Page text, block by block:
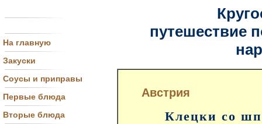
На главную
Закуски
Соусы и приправы
Первые блюда
Вторые блюда
путешествие
Австрия
Клецки со